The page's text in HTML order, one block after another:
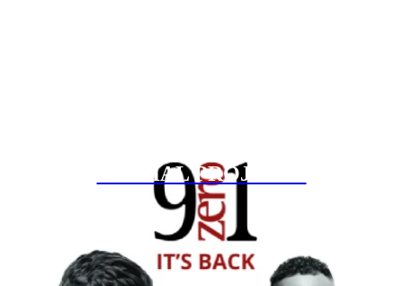
SPECIAL PROJECTS